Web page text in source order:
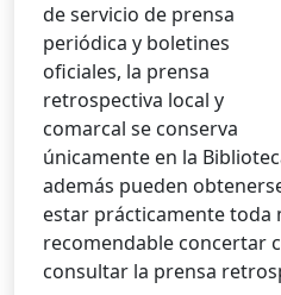
de servicio de prensa
periódica y boletines
oficiales, la prensa
retrospectiva local y
comarcal se conserva
únicamente en la
además pueden
estar prácticamente toda
recomendable concertar
consultar la prensa